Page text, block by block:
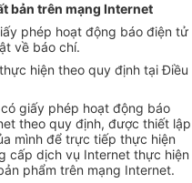
bản trên mạng Internet
phép hoạt động báo điện tử
về báo chí.
hiện theo quy định tại Điều
giấy phép hoạt động báo
theo quy định, được thiết lập
mình để trực tiếp thực hiện
cấp dịch vụ Internet thực hiện
phẩm trên mạng Internet.